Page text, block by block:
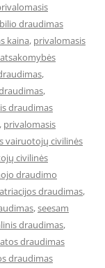
draudimas
kaina, privalomasis
,
,
draudimas
, privalomasis
vairuotojų civilinės
civilinės
draudimo
draudimas,
,seesam
draudimas,
draudimas
draudimas